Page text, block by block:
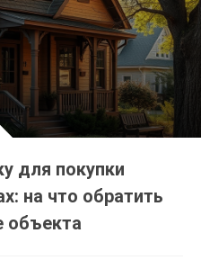
для покупки
на что обратить
объекта